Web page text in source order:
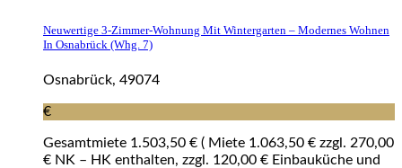
Neuwertige 3-Zimmer-Wohnung Mit Wintergarten – Modernes Wohnen
In Osnabrück (whg. 7)
Osnabrück, 49074
€
Gesamtmiete 1.503,50 € ( Miete 1.063,50 € zzgl. 270,00
€ NK – HK enthalten, zzgl. 120,00 € Einbauküche und